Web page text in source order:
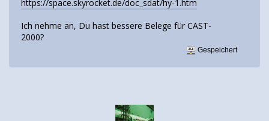
https://space.skyrocket.de/doc_sdat/hy-1.htm
Ich nehme an, Du hast bessere Belege für CAST-
2000?
Gespeichert